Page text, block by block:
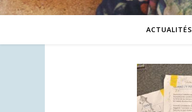
ACTUALITÉS